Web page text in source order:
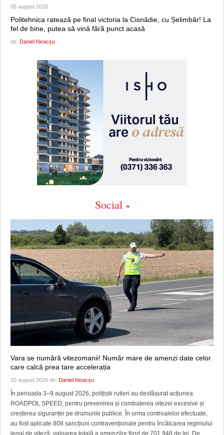
08 august 2026
Politehnica ratează pe final victoria la Cisnădie, cu Șelimbăr! La
fel de bine, putea să vină fără punct acasă
de: Daniel Neacșu
Social
Vara se numără vitezomanii! Număr mare de amenzi date celor
care calcă prea tare accelerația
10 august 2026 de: Daniel Neacșu
În perioada 3–9 august 2026, polițiștii rutieri au desfășurat acțiunea
ROADPOL SPEED, pentru prevenirea și combaterea vitezei excesive și
creșterea siguranței pe drumurile publice. În urma controalelor efectuate,
au fost aplicate 808 sancțiuni contravenționale pentru încălcarea regimului
legal de viteză, valoarea totală a amenzilor fiind de 701.948 de lei. De